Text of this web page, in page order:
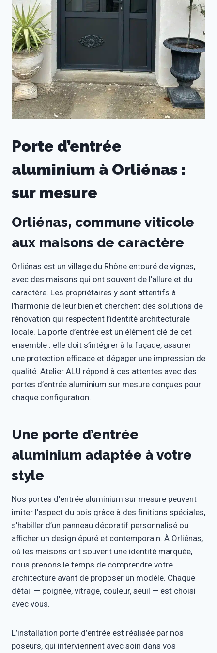
Porte d’entrée
aluminium à Orliénas :
sur mesure
Orliénas, commune viticole
aux maisons de caractère
Orliénas est un village du Rhône entouré de vignes,
avec des maisons qui ont souvent de l’allure et du
caractère. Les propriétaires y sont attentifs à
l’harmonie de leur bien et cherchent des solutions de
rénovation qui respectent l’identité architecturale
locale. La porte d’entrée est un élément clé de cet
ensemble : elle doit s’intégrer à la façade, assurer
une protection efficace et dégager une impression de
qualité. Atelier ALU répond à ces attentes avec des
portes d’entrée aluminium sur mesure conçues pour
chaque configuration.
Une porte d’entrée
aluminium adaptée à votre
style
Nos portes d’entrée aluminium sur mesure peuvent
imiter l’aspect du bois grâce à des finitions spéciales,
s’habiller d’un panneau décoratif personnalisé ou
afficher un design épuré et contemporain. À Orliénas,
où les maisons ont souvent une identité marquée,
nous prenons le temps de comprendre votre
architecture avant de proposer un modèle. Chaque
détail — poignée, vitrage, couleur, seuil — est choisi
avec vous.
L’installation porte d’entrée est réalisée par nos
poseurs, qui interviennent avec soin dans vos